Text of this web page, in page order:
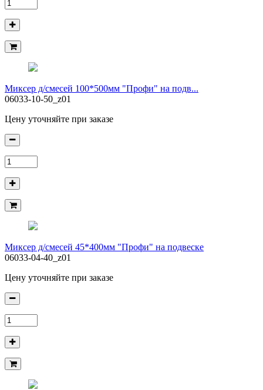
Миксер д/смесей 100*500мм "Профи" на подв...
06033-10-50_z01
Цену уточняйте при заказе
Миксер д/смесей 45*400мм "Профи" на подвеске
06033-04-40_z01
Цену уточняйте при заказе